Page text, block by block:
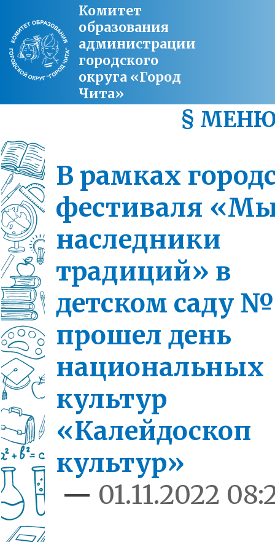
Комитет
образования
администрации
городского
округа «Город
Чита»
§
В рамках
фестиваля
наследники
традиций» в
детском саду
прошел день
национальных
культур
«Калейдоскоп
культур»
— 01.11.2022